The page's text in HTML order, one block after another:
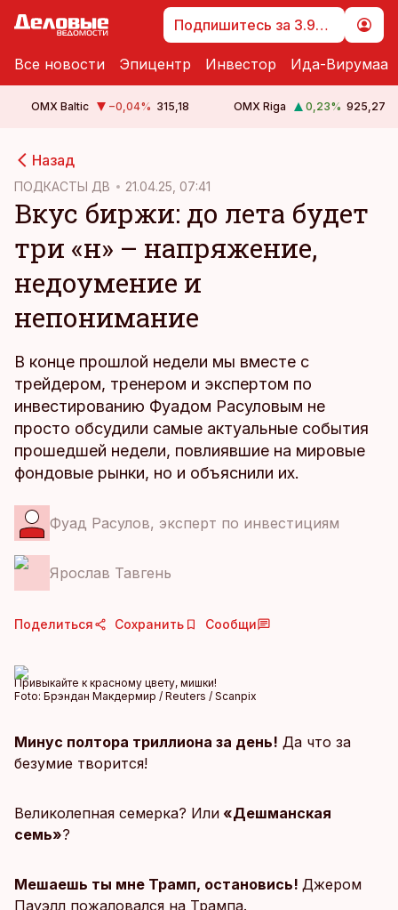
Подпишитесь за 3.99 €
Все новости Эпицентр Инвестор Ида-Вирумаа
OMX Baltic −0,04% 315,18 OMX Riga 0,23% 925,27
Назад
ПОДКАСТЫ ДВ 21.04.25, 07:41
Вкус биржи: до лета будет
три «н» – напряжение,
недоумение и
непонимание
В конце прошлой недели мы вместе с
трейдером, тренером и экспертом по
инвестированию Фуадом Расуловым не
просто обсудили самые актуальные события
прошедшей недели, повлиявшие на мировые
фондовые рынки, но и объяснили их.
Фуад Расулов, эксперт по инвестициям
Ярослав Тавгень
Поделиться Сохранить Сообщи
Привыкайте к красному цвету, мишки!
Foto: Брэндан Макдермир / Reuters / Scanpix
Минус полтора триллиона за день! Да что за
безумие творится!
Великолепная семерка? Или «Дешманская
семь»?
Мешаешь ты мне Трамп, остановись! Джером
Пауэлл пожаловался на Трампа.